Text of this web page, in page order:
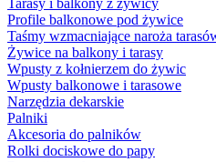
Tarasy i balkony z żywicy
Profile balkonowe pod żywice
Taśmy wzmacniające naroża
Żywice na balkony i tarasy
Wpusty z kołnierzem do żywic
Wpusty balkonowe i tarasowe
Narzędzia dekarskie
Palniki
Akcesoria do palników
Rolki dociskowe do papy